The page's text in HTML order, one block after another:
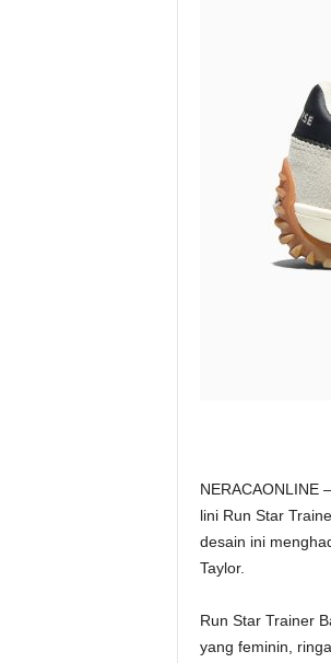
NERACAONLINE
lini Run Star
desain ini
Taylor.
Run Star Trainer
yang feminin,